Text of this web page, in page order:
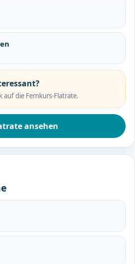
auf die Fernkurs-Flatrate.
ansehen